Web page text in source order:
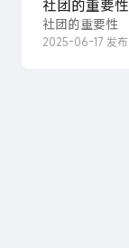
社团的重要性
社团的重要性
2025-06-17 发布